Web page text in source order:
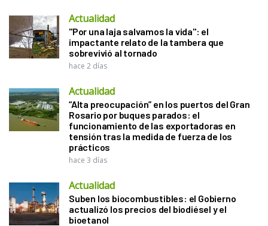
Actualidad
"Por una laja salvamos la vida": el
impactante relato de la tambera que
sobrevivió al tornado
hace 2 días
Actualidad
“Alta preocupación” en los puertos del Gran
Rosario por buques parados: el
funcionamiento de las exportadoras en
tensión tras la medida de fuerza de los
prácticos
hace 3 días
Actualidad
Suben los biocombustibles: el Gobierno
actualizó los precios del biodiésel y el
bioetanol